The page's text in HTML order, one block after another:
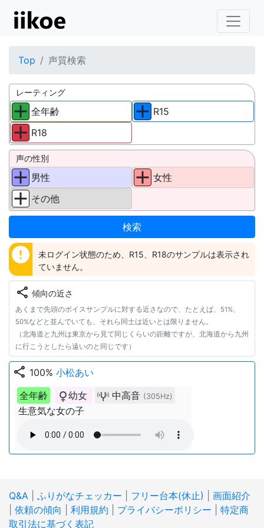
Top 声質検索
レーティング
全年齢
R18
R15
声の性別
男性
その他
女性
error
未ログイン状態のため、R15、R18のサンプルは表示され
ていません。
share 傾向の近さ
あくまで先頭のボイスサンプルに対する近さなので、たとえば、51%、
50%などと並んでいても、それら同士は近いとは限りません。
（北海道と九州は東京から見て同じくらいの距離ですが、北海道から九州
に行こうとしたら遠いのと同じです）
share 100% 小松あい
全年齢
幼女 中高音 (305Hz)
生意気な女の子
Q&A ふりがなチェッカー フリー台本(休止)
画面紹介
依頼の傾向 利用規約 プライバシーポリシー
特定商
取引法に基づく表記